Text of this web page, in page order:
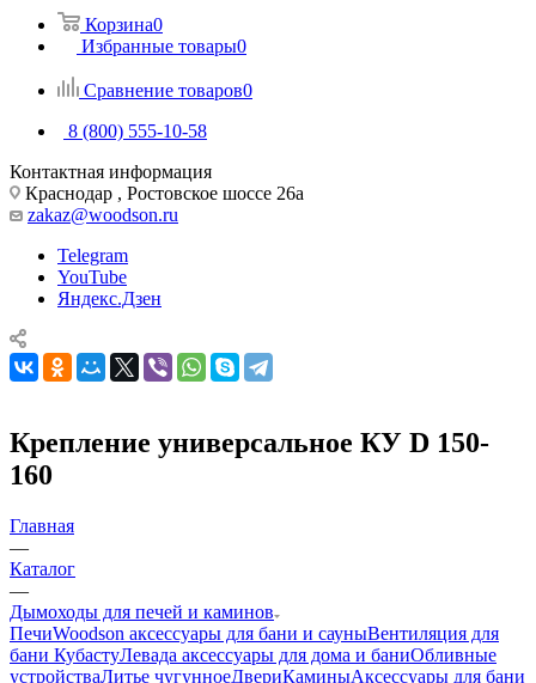
Корзина0
Избранные товары0
Сравнение товаров0
8 (800) 555-10-58
Контактная информация
Краснодар , Ростовское шоссе 26а
zakaz@woodson.ru
Telegram
YouTube
Яндекс.Дзен
Крепление универсальное КУ D 150-
160
Главная
—
Каталог
—
Дымоходы для печей и каминов
ПечиWoodson аксессуары для бани и сауныВентиляция для
бани КубастуЛевада аксессуары для дома и баниОбливные
устройстваЛитье чугунноеДвериКаминыАксессуары для бани